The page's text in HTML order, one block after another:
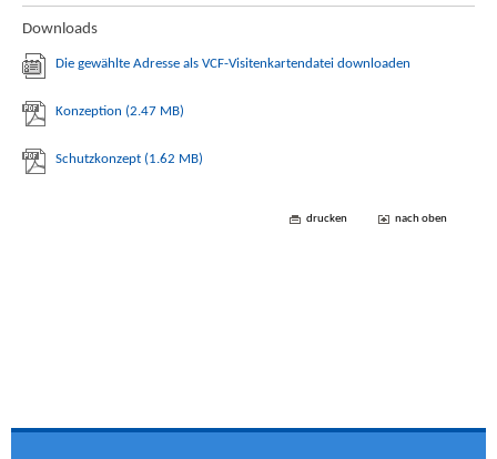
Downloads
Die gewählte Adresse als VCF-Visitenkartendatei downloaden
Konzeption (2.47 MB)
Schutzkonzept (1.62 MB)
drucken nach oben